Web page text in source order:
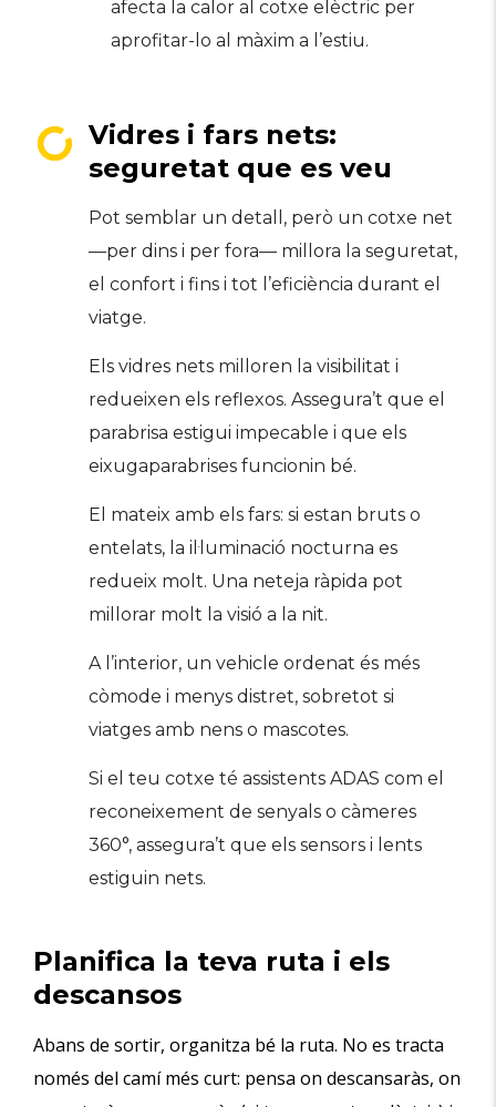
afecta la calor al cotxe elèctric per
aprofitar-lo al màxim a l’estiu.
Vidres i fars nets:
seguretat que es veu
Pot semblar un detall, però un cotxe net
—per dins i per fora— millora la seguretat,
el confort i fins i tot l’eficiència durant el
viatge.
Els vidres nets milloren la visibilitat i
redueixen els reflexos. Assegura’t que el
parabrisa estigui impecable i que els
eixugaparabrises funcionin bé.
El mateix amb els fars: si estan bruts o
entelats, la il·luminació nocturna es
redueix molt. Una neteja ràpida pot
millorar molt la visió a la nit.
A l’interior, un vehicle ordenat és més
còmode i menys distret, sobretot si
viatges amb nens o mascotes.
Si el teu cotxe té assistents ADAS com el
reconeixement de senyals o càmeres
360°, assegura’t que els sensors i lents
estiguin nets.
Planifica la teva ruta i els
descansos
Abans de sortir, organitza bé la ruta. No es tracta
només del camí més curt: pensa on descansaràs, on